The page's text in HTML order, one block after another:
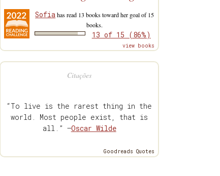
Sofiahas read 13 books toward her goal of 15
books.
13 of 15 (86%)
view books
Citações
“To live is the rarest thing in the
world. Most people exist, that is
all.” —Oscar Wilde
Goodreads Quotes